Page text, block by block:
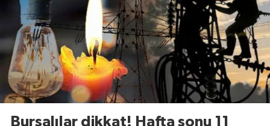
Bursalılar dikkat! Hafta sonu 11